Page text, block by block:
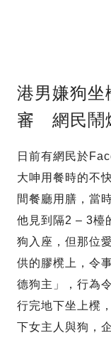
港男嫌狗坐
審 網民鬧
日前有網民於
大呻用餐時的不
間餐廳用膳，當
他見到隔2 – 3檯
狗入座，但那位
供的膠櫈上，令
德狗主」，行為
行完地下坐上櫈
下女主人與狗，